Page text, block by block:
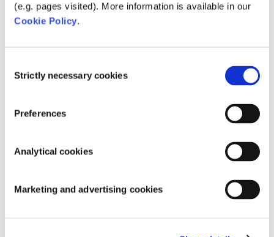
(e.g. pages visited). More information is available in our
Cookie Policy.
Selection
Strictly necessary cookies
Preferences
Analytical cookies
Marketing and advertising cookies
De voordelen voor u op een rij:
temperatuurschommelingen en